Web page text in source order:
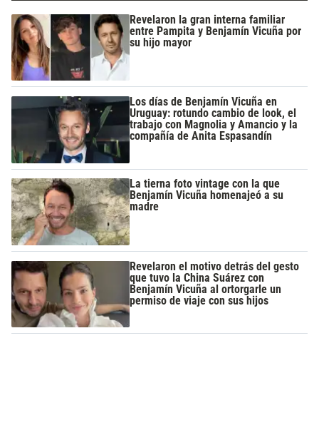
Revelaron la gran interna familiar
entre Pampita y Benjamín Vicuña por
su hijo mayor
Los días de Benjamín Vicuña en
Uruguay: rotundo cambio de look, el
trabajo con Magnolia y Amancio y la
compañía de Anita Espasandín
La tierna foto vintage con la que
Benjamín Vicuña homenajeó a su
madre
Revelaron el motivo detrás del gesto
que tuvo la China Suárez con
Benjamín Vicuña al ortorgarle un
permiso de viaje con sus hijos